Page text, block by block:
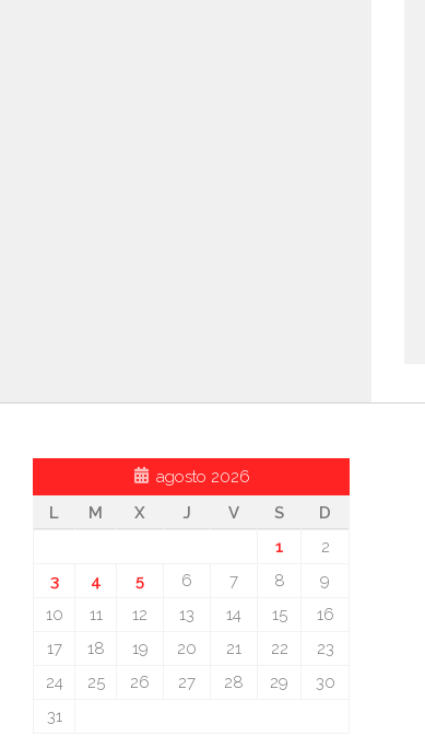
agosto 2026
L
M X J V S
D
1
2
3
4 5 6 7 8
9
10
11 12 13 14 15
16
17
18 19 20 21 22
23
24
25 26 27 28 29
30
31